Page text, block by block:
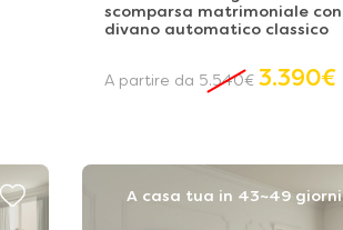
scomparsa matrimoniale con
divano automatico classico
A partire da 5.540€ 3.390€
A casa tua in 43~49 giorni